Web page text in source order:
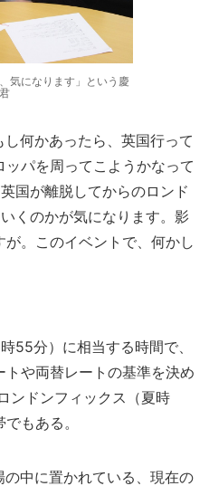
気になります」という慶
し何かあったら、英国行って
パを周ってこようかなって
国が離脱してからのロンド
くのかが気になります。影
。このイベントで、何かし
55分）に相当する時間で、
や両替レートの基準を決め
ンドンフィックス（夏時
もある。
の中に置かれている、現在の